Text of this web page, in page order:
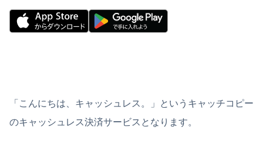
「こんにちは、キャッシュレス。」というキャッチコピー
のキャッシュレス決済サービスとなります。